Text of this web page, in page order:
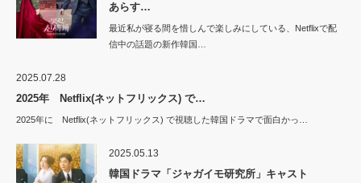
あらす…
最近私が寝る間を惜しんで楽しみにしている、Netflixで配
信中の話題の新作韓国…
2025.07.28
2025年 Netflix(ネットフリックス) で…
2025年に Netflix(ネットフリックス) で視聴した韓国ドラマで面白かっ…
2025.05.13
韓国ドラマ「ジャガイモ研究所」キャスト